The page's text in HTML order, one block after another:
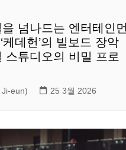
넘나드는 엔터테인먼
케데헌’의 빌보드 장악
스튜디오의 비밀 프로
eun) 25 3월 2026